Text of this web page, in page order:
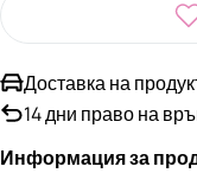
Доставка на
14 дни право на
Информация за